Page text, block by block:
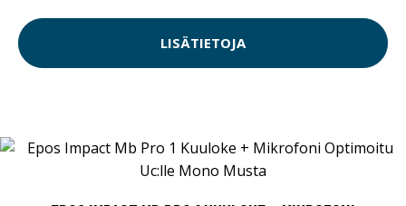
LISÄTIETOJA